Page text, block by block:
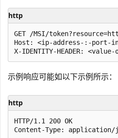
http
GET /MSI/
Host: <ip-address-:-port-in-
示例响应可能如以下示例所示：
http
HTTP/1.1 200 OK
Content-Type: application/